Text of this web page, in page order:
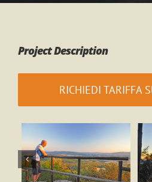
Project Description
RICHIEDI TARIFFA